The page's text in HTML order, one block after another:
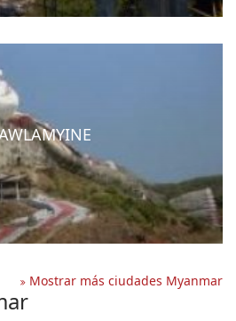
Mostrar más ciudades Myanmar